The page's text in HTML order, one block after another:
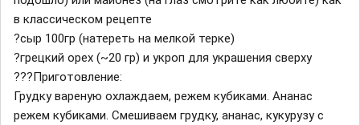
в классическом рецепте
?сыр 100гр (натереть на мелкой терке)
?грецкий орех (~20 гр) и укроп для украшения сверху
??‍?Приготовление:
Грудку вареную охлаждаем, режем кубиками. Ананас
режем кубиками. Смешиваем грудку, ананас, кукурузу с